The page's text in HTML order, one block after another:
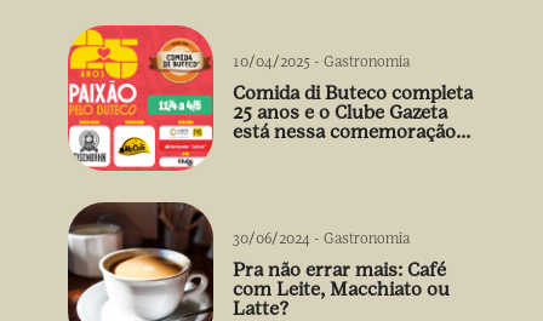
10/04/2025 - Gastronomia
Comida di Buteco completa
25 anos e o Clube Gazeta
está nessa comemoração
30/06/2024 - Gastronomia
Pra não errar mais: Café
com Leite, Macchiato ou
Latte?